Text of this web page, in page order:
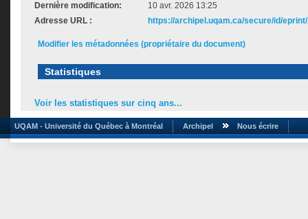
Dernière modification:
10 avr. 2026 13:25
Adresse URL :
https://archipel.uqam.ca/secure/id/
Modifier les métadonnées (propriétaire du document)
Statistiques
Voir les statistiques sur cinq ans...
UQAM - Université du Québec à Montréal Archipel Nous écrire